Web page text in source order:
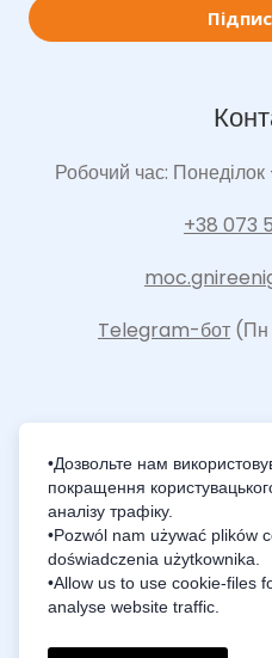
Робочий час:
+38 073
Telegram-бот (Пн
Intelligence
•Дозвольте нам
покращення
аналізу трафіку.
•Pozwól nam używać plików
doświadczenia użytkownika.
•Allow us to use cookie-files
analyse website traffic.